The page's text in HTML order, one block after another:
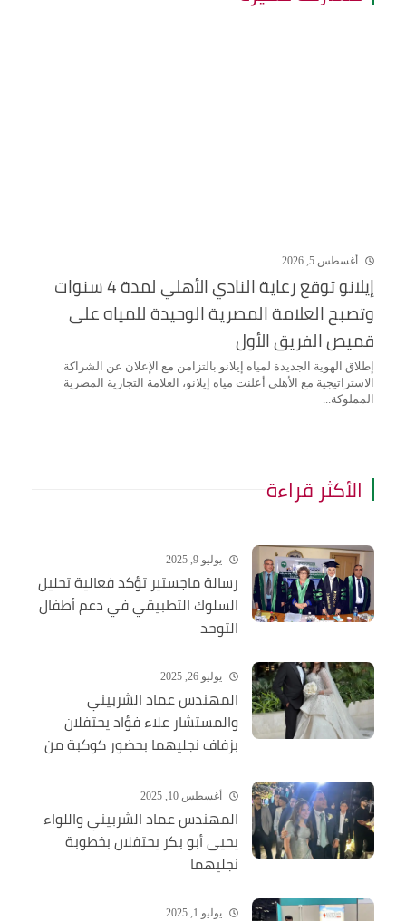
أغسطس 5, 2026
إيلانو توقع رعاية النادي الأهلي لمدة 4 سنوات
وتصبح العلامة المصرية الوحيدة للمياه على
قميص الفريق الأول
إطلاق الهوية الجديدة لمياه إيلانو بالتزامن مع الإعلان عن الشراكة
الاستراتيجية مع الأهلي أعلنت مياه إيلانو، العلامة التجارية المصرية
المملوكة...
الأكثر قراءة
يوليو 9, 2025
رسالة ماجستير تؤكد فعالية تحليل
السلوك التطبيقي في دعم أطفال
التوحد
يوليو 26, 2025
المهندس عماد الشربيني
والمستشار علاء فؤاد يحتفلان
بزفاف نجليهما بحضور كوكبة من
أغسطس 10, 2025
المهندس عماد الشربيني واللواء
يحيى أبو بكر يحتفلان بخطوبة
نجليهما
يوليو 1, 2025